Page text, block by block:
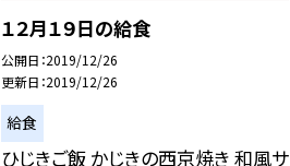
１２月１９日の給食
公開日 2019/12/26
更新日 2019/12/26
給食
ひじきご飯 かじきの西京焼き 和風サ